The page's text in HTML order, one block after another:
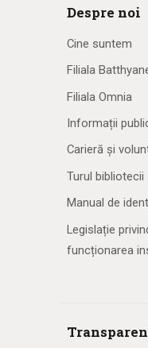
Despre noi
Cine suntem
Filiala
Filiala Omnia
Informații
Carieră și
Turul bibliotecii
Manual de
Legislație
funcționarea